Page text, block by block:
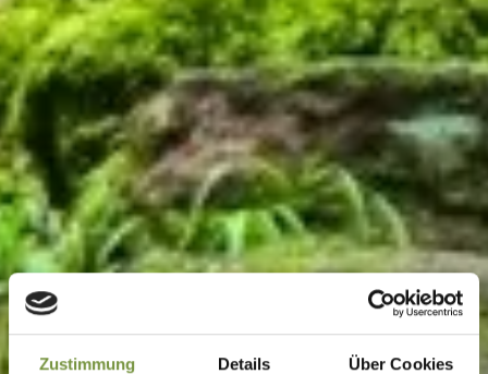
Zustimmung Details Über Cookies